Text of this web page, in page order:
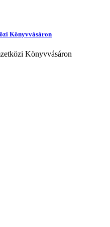
Könyvvásáron
Könyvvásáron